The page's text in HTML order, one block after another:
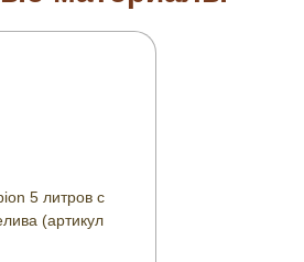
5 литров с
(артикул